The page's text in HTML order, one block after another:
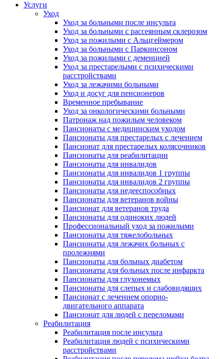
Услуги
Уход
Уход за больными после инсульта
Уход за больными с рассеянным склерозом
Уход за пожилыми с Альцгеймером
Уход за больными с Паркинсоном
Уход за пожилыми с деменцией
Уход за престарелыми с психическими
расстройствами
Уход за лежачими больными
Уход и досуг для пенсионеров
Временное пребывание
Уход за онкологическими больными
Патронаж над пожилым человеком
Пансионаты с медицинским уходом
Пансионаты для престарелых с лечением
Пансионат для престарелых колясочников
Пансионаты для реабилитации
Пансионаты для инвалидов
Пансионаты для инвалидов 1 группы
Пансионаты для инвалидов 2 группы
Пансионаты для недееспособных
Пансионаты для ветеранов войны
Пансионат для ветеранов труда
Пансионаты для одиноких людей
Профессиональный уход за пожилыми
Пансионаты для тяжелобольных
Пансионаты для лежачих больных с
пролежнями
Пансионаты для больных диабетом
Пансионаты для больных после инфаркта
Пансионаты для глухонемых
Пансионаты для слепых и слабовидящих
Пансионат с лечением опорно-
двигательного аппарата
Пансионат для людей с переломами
Реабилитация
Реабилитация после инсульта
Реабилитация людей с психическими
расстройствами